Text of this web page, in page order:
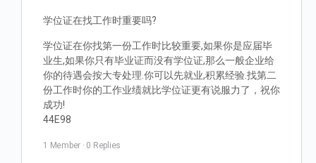
学位证在找工作时重要吗?
学位证在你找第一份工作时比较重要,如果你是应届毕
业生,如果你只有毕业证而没有学位证,那么一般企业给
你的待遇会按大专处理.你可以先就业,积累经验.找第二
份工作时你的工作业绩就比学位证更有说服力了，祝你
成功!
44E98
1 Member · 0 Replies